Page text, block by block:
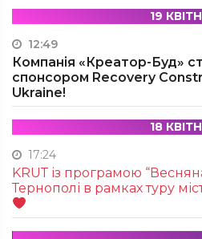
19
12:49
Компанія «Креатор-Буд»
спонсором Recovery
Ukraine!
18
17:24
KRUТ із програмою
Тернополі в рамках туру